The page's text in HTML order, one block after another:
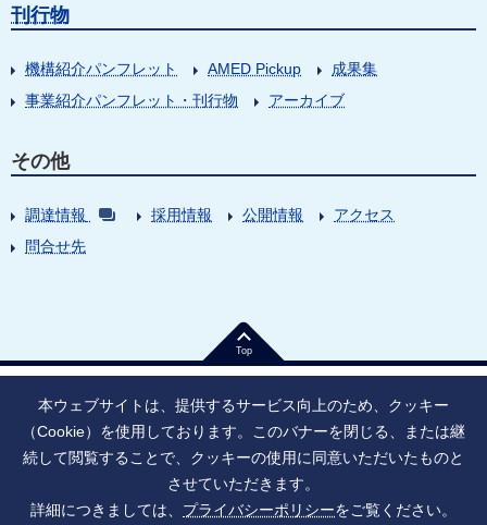
刊行物
機構紹介パンフレット AMED Pickup
成果集
事業紹介パンフレット・刊行物
アーカイブ
その他
調達情報 採用情報 公開情報
アクセス
問合せ先
Top
法人番号：9010005023796 東京都千代田区大手町1丁目7番1号
寄附のお願い
ご利用上の注意
ソーシャル・ネットワーキング・サービス運用ポリシー
本ウェブサイトは、提供するサービス向上のため、クッキー
（Cookie）を使用しております。このバナーを閉じる、または継
続して閲覧することで、クッキーの使用に同意いただいたものと
させていただきます。
詳細につきましては、 プライバシーポリシーをご覧ください。